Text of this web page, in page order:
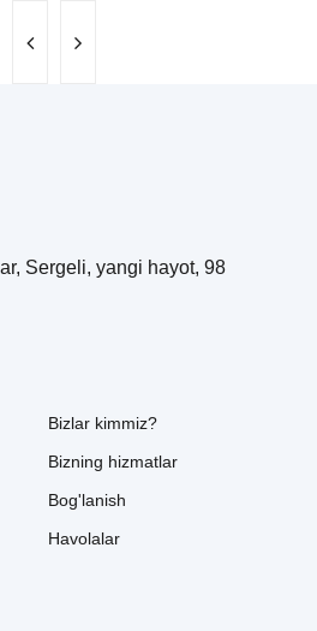
Sergeli, yangi hayot, 98
Bizlar kimmiz?
Bizning hizmatlar
Bog'lanish
Havolalar